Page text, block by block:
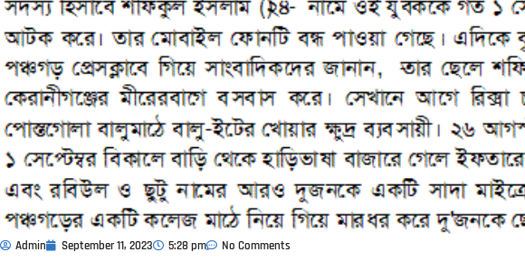
Admin September 11, 2023 5:28 pm No Comments